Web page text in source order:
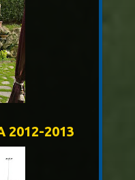
2012-2013